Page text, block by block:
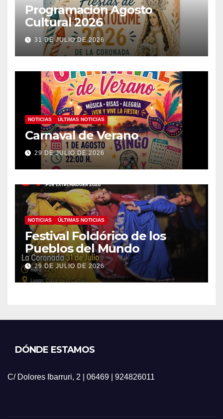
Programación Agosto
Cultural 2026
31 DE JULIO DE 2026
NOTICIAS ÚLTIMAS NOTICIAS
Carnaval de Verano
29 DE JULIO DE 2026
NOTICIAS ÚLTIMAS NOTICIAS
Festival Folclórico de los
Pueblos del Mundo
29 DE JULIO DE 2026
DÓNDE ESTAMOS
C/ Dolores Ibarruri, 2 | 06469 | 924826011